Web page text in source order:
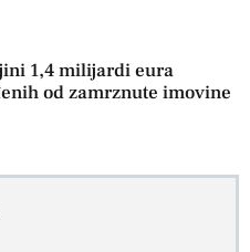
1,4 milijardi eura
od zamrznute imovine